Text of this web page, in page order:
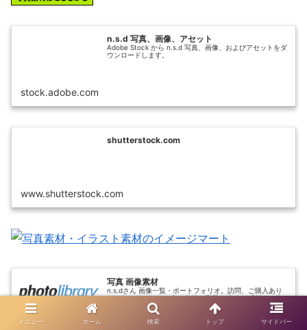
n.s.d 写真、画像、アセット
Adobe Stock から n.s.d 写真、画像、およびアセットをダ
ウンロードします。
stock.adobe.com
shutterstock.com
www.shutterstock.com
写真 画像素材
n.s.dさん 画像一覧・ポートフォリオ。訪問、ご購入あり
がとうございます。 主に自然の風景や猫 古い町並み、物
撮りなど 多岐にわたって撮影しています。 使用機材 EOS
R6、EOS R7、EOS Kiss M I mainly sho
メニュー ホーム 検索 トップ サイドバー